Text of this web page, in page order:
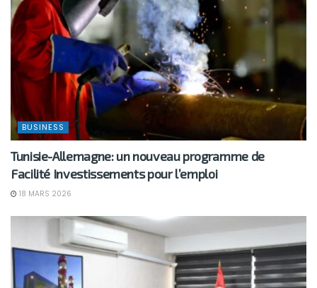
BUSINESS
Tunisie-Allemagne: un nouveau programme de
Facilité Investissements pour l’emploi
18 MARS 2026